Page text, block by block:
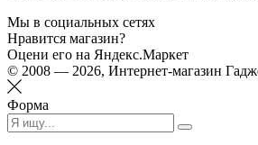
Мы в социальных сетях
Нравится магазин?
Оцени его на Яндекс.Маркет
© 2008 — 2026, Интернет-магазин
Форма